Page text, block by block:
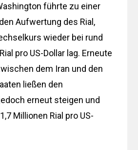
führte zu einer
Aufwertung des Rial,
wieder bei rund
pro US-Dollar lag. Erneute
dem Iran und den
ließen den
erneut steigen und
Millionen Rial pro US-